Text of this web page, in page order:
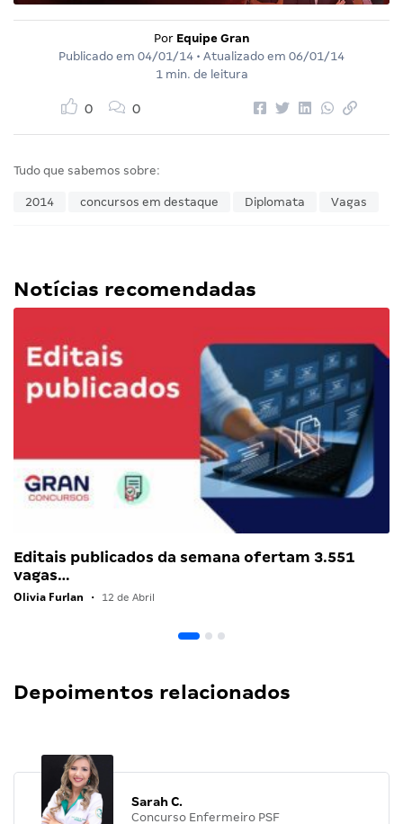
Por Equipe Gran
Publicado em 04/01/14 • Atualizado em 06/01/14
1 min. de leitura
0 0
Tudo que sabemos sobre:
2014 concursos em destaque Diplomata Vagas
Notícias recomendadas
Editais publicados da semana ofertam 3.551
vagas…
Olivia Furlan • 12 de Abril
Depoimentos relacionados
Sarah C.
Concurso Enfermeiro PSF